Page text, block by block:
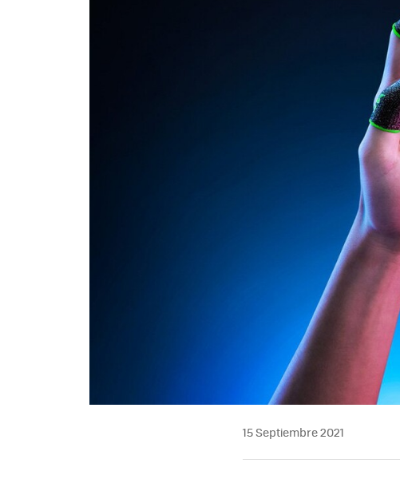
15 Septiembre 2021